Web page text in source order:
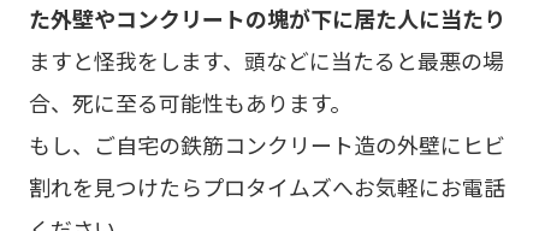
た外壁やコンクリートの塊が下に居た人に当たり
ますと怪我をします、頭などに当たると最悪の場
合、死に至る可能性もあります。
もし、ご自宅の鉄筋コンクリート造の外壁にヒビ
割れを見つけたらプロタイムズへお気軽にお電話